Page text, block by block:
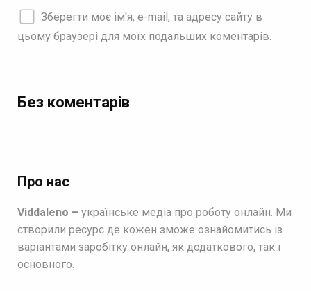
Зберегти моє ім'я, e-mail, та адресу сайту в
цьому браузері для моїх подальших коментарів.
Без коментарів
Про нас
Viddaleno – українське медіа про роботу онлайн. Ми
створили ресурс де кожен зможе ознайомитись із
варіантами заробітку онлайн, як додаткового, так і
основного.